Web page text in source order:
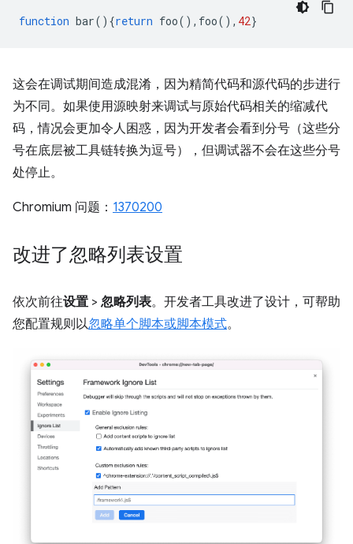
function bar(){return foo(), foo(), 42}
这会在调试期间造成混淆，因为精简代码和源代码的步进行
为不同。如果使用源映射来调试与原始代码相关的缩减代
码，情况会更加令人困惑，因为开发者会看到分号（这些分
号在底层被工具链转换为逗号），但调试器不会在这些分号
处停止。
Chromium 问题： 1370200
改进了忽略列表设置
依次前往设置 > 忽略列表。开发者工具改进了设计，可帮助
您配置规则以忽略单个脚本或脚本模式。